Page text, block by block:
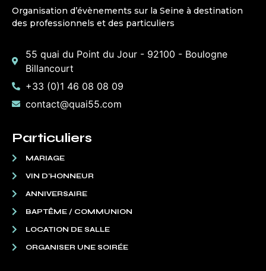
Organisation d’évènements sur la Seine à destination
des professionnels et des particuliers
55 quai du Point du Jour - 92100 - Boulogne
Billancourt
+33 (0)1 46 08 08 09
contact@quai55.com
Particuliers
MARIAGE
VIN D’HONNEUR
ANNIVERSAIRE
BAPTÊME / COMMUNION
LOCATION DE SALLE
ORGANISER UNE SOIRÉE